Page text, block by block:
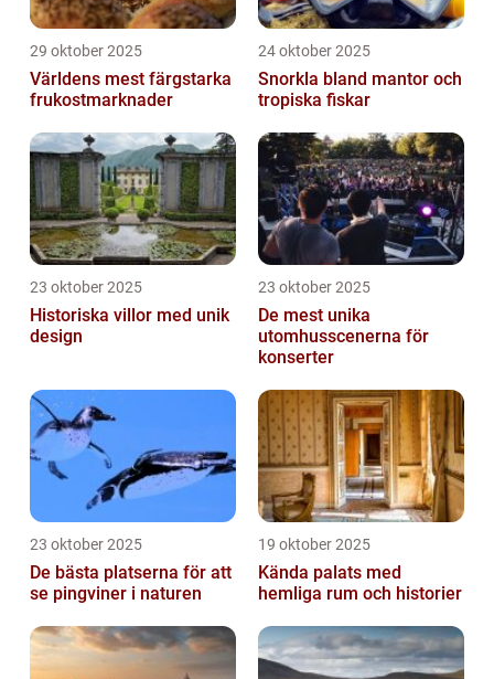
29 oktober 2025
Världens mest färgstarka
frukostmarknader
24 oktober 2025
Snorkla bland mantor och
tropiska fiskar
23 oktober 2025
Historiska villor med unik
design
23 oktober 2025
De mest unika
utomhusscenerna för
konserter
23 oktober 2025
De bästa platserna för att
se pingviner i naturen
19 oktober 2025
Kända palats med
hemliga rum och historier